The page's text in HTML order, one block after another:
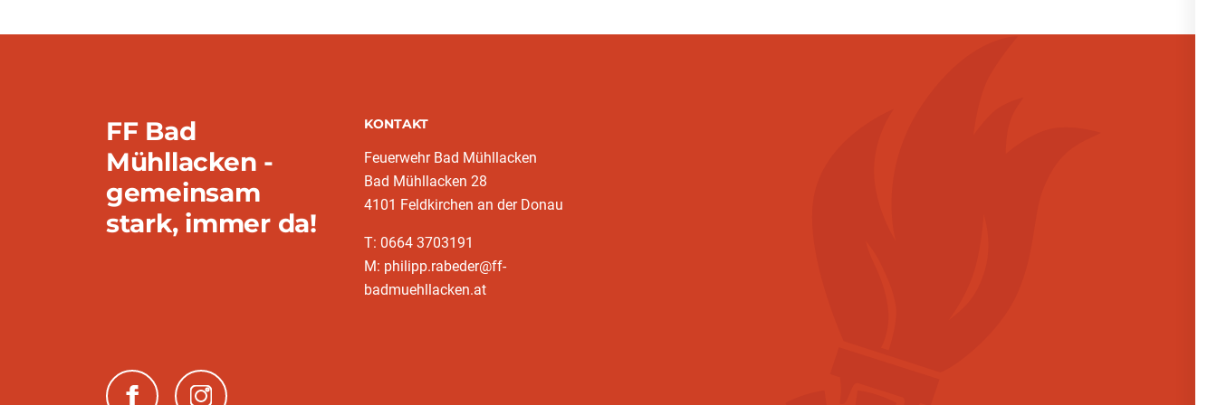
FF Bad
Mühllacken -
gemeinsam
stark, immer da!
KONTAKT
Feuerwehr Bad Mühllacken
Bad Mühllacken 28
4101 Feldkirchen an der Donau
T: 0664 3703191
M: philipp.rabeder@ff-
badmuehllacken.at